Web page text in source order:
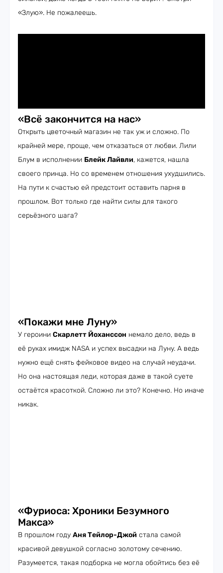
«Злую». Не пожалеешь.
«Всё закончится на нас»
Открыть цветочный магазин не так уж и сложно. По
крайней мере, проще, чем отказаться от любви. Лили
Блум в исполнении Блейк Лайвли, кажется, нашла
своего принца. Но со временем отношения ухудшились.
На пути к счастью ей предстоит оставить парня в
прошлом. Вот только где найти силы для такого
серьёзного шага?
«Покажи мне Луну»
У героини Скарлетт Йоханссон немало дело, ведь в
её руках имидж NASA и успех высадки на Луну. А ведь
нужно ещё снять фейковое видео на случай неудачи.
Но она настоящая леди, которая даже в такой суете
остаётся красоткой. Сложно ли это? Конечно. Но иначе
никак.
«Фуриоса: Хроники Безумного
Макса»
В прошлом году Аня Тейлор-Джой стала самой
красивой девушкой согласно золотому сечению.
Разумеется, такая подборка не могла обойтись без её